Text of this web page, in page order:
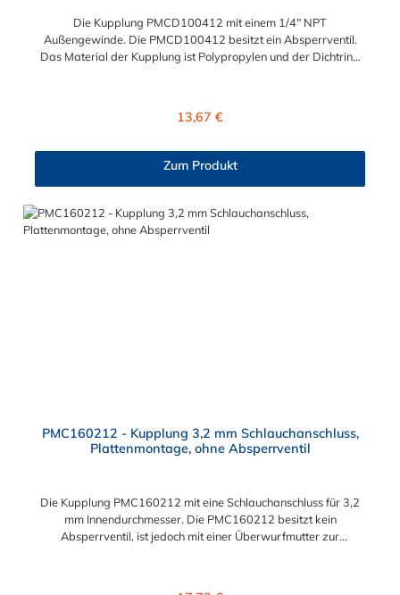
Die Kupplung PMCD100412 mit einem 1/4" NPT
Außengewinde. Die PMCD100412 besitzt ein Absperrventil.
Das Material der Kupplung ist Polypropylen und der Dichtring
Regulärer Preis:
13,67 €
Zum Produkt
PMC160212 - Kupplung 3,2 mm Schlauchanschluss,
Plattenmontage, ohne Absperrventil
Die Kupplung PMC160212 mit eine Schlauchanschluss für 3,2
mm Innendurchmesser. Die PMC160212 besitzt kein
Absperrventil, ist jedoch mit einer Überwurfmutter zur
Regulärer Preis: